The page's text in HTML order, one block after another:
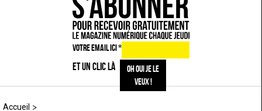
VOTRE EMAIL ICI*
ET UN CLIC LÀ
Accueil >